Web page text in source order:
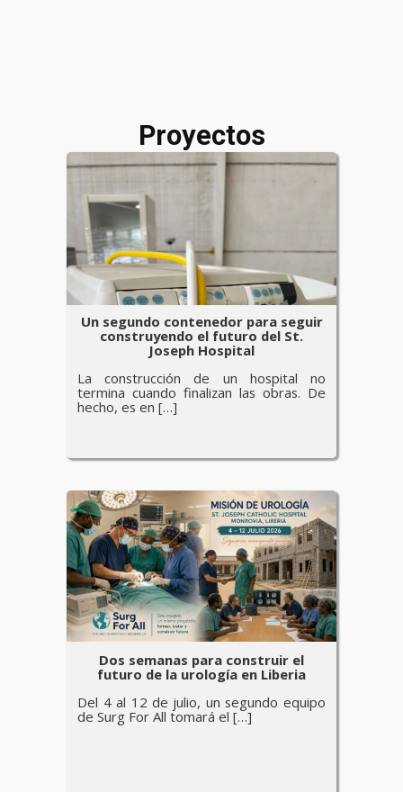
Proyectos
Un segundo contenedor para seguir
construyendo el futuro del St.
Joseph Hospital
La construcción de un hospital no
termina cuando finalizan las obras. De
hecho, es en […]
Dos semanas para construir el
futuro de la urología en Liberia
Del 4 al 12 de julio, un segundo equipo
de Surg For All tomará el […]